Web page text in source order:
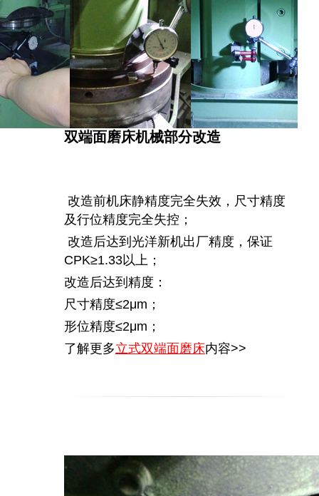
双端面磨床机械部分改造
改造前机床静精度完全失效，尺寸精度
及行位精度完全失控；
改造后达到光洋新机出厂精度，保证
CPK≥1.33以上；
改造后达到精度：
尺寸精度≤2μm；
形位精度≤2μm；
了解更多立式双端面磨床内容>>